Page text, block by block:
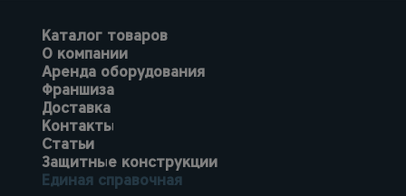
Каталог товаров
О компании
Аренда оборудования
Франшиза
Доставка
Контакты
Статьи
Защитные конструкции
Единая справочная